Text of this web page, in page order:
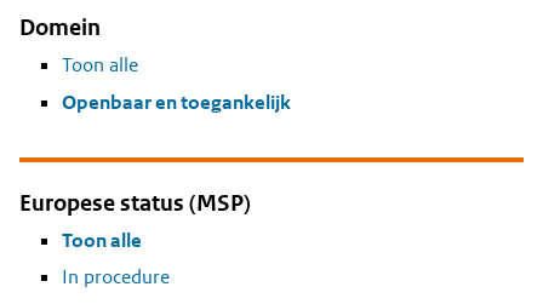
Domein
Toon alle
Openbaar en toegankelijk
Europese status (MSP)
Toon alle
In procedure